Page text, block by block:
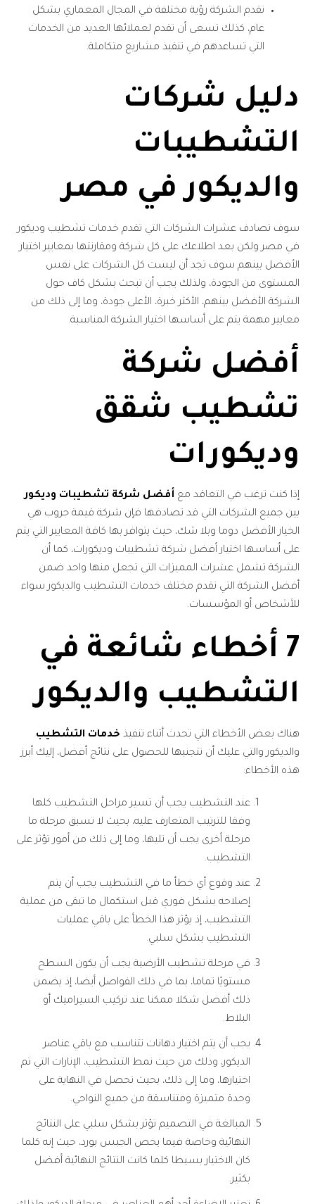
تقدم الشركة رؤية مختلفة في المجال المعماري بشكل
عام، كذلك تسعى أن تقدم لعملائها العديد من الخدمات
التي تساعدهم في تنفيذ مشاريع متكاملة.
دليل شركات
التشطيبات
والديكور في مصر
سوف تصادف عشرات الشركات التي تقدم خدمات تشطيب وديكور
في مصر ولكن بعد اطلاعك على كل شركة ومقارنتها بمعايير اختيار
الأفضل بينهم سوف تجد أن ليست كل الشركات على نفس
المستوى من الجودة، ولذلك يجب أن تبحث بشكل كاف حول
الشركة الأفضل بينهم، الأكثر خبرة، الأعلى جودة، وما إلى ذلك من
معايير مهمة يتم على أساسها اختيار الشركة المناسبة.
أفضل شركة
تشطيب شقق
وديكورات
إذا كنت ترغب في التعاقد مع أفضل شركة تشطيبات وديكور
بين جميع الشركات التي قد تصادفها فإن شركة قيمة جروب هي
الخيار الأفضل دوما وبلا شك، حيث يتوافر بها كافة المعايير التي يتم
على أساسها اختيار أفضل شركة تشطيبات وديكورات، كما أن
الشركة تشمل عشرات المميزات التي تجعل منها واحد ضمن
أفضل الشركة التي تقدم مختلف خدمات التشطيب والديكور سواء
للأشخاص أو المؤسسات.
7 أخطاء شائعة في
التشطيب والديكور
هناك بعض الأخطاء التي تحدث أثناء تنفيذ خدمات التشطيب
والديكور والتي عليك أن تتجنبها للحصول على نتائج أفضل، إليك أبرز
هذه الأخطاء:
عند التشطيب يجب أن تسير مراحل التشطيب كلها
وفقا للترتيب المتعارف عليه، بحيث لا تسبق مرحلة ما
مرحلة أخرى يجب أن تليها، وما إلى ذلك من أمور تؤثر على
التشطيب.
عند وقوع أي خطأ ما في التشطيب يجب أن يتم
إصلاحه بشكل فوري قبل استكمال ما تبقى من عملية
التشطيب، إذ يؤثر هذا الخطأ على باقي عمليات
التشطيب بشكل سلبي.
في مرحلة تشطيب الأرضية يجب أن يكون السطح
مستويًا تماما، بما في ذلك الفواصل أيضا، إذ يضمن
ذلك أفضل شكلا ممكنا عند تركيب السيراميك أو
البلاط.
يجب أن يتم اختيار دهانات تتناسب مع باقي عناصر
الديكور، وذلك من حيث نمط التشطيب، الإنارات التي تم
اختيارها، وما إلى ذلك، بحيث تحصل في النهاية على
وحدة متميزة ومتناسقة من جميع النواحي.
المبالغة في التصميم تؤثر بشكل سلبي على النتائج
النهائية وخاصة فيما يخص الجبس بورد، حيث إنه كلما
كان الاختيار بسيطا كلما كانت النتائج النهائية أفضل
بكثير.